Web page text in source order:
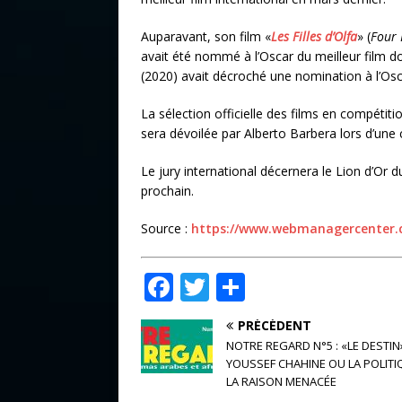
Auparavant, son film «Les Filles d’Olfa» (Four
avait été nommé à l’Oscar du meilleur film
(2020) avait décroché une nomination à
La sélection officielle des films en
sera dévoilée par Alberto Barbera lors
Le jury international décernera le Lion d’Or
prochain.
Source : https://
F
a
c
e
T
w
it
te
ar
ta
g
PRÉCÉDENT
NOTRE REGARD N°5 : «LE
YOUSSEF CHAHINE OU LA
LA RAISON MENACÉE